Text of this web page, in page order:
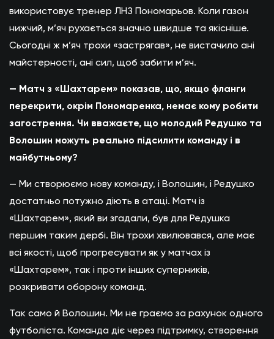
використовує тренер ЛНЗ Пономарьов. Коли газон
нижчий, м’яч рухається значно швидше та якісніше.
Сьогодні ж м’яч трохи «застрягав», не вистачило ані
майстерності, ані сил, щоб забити м’яч.
— Матч з «Шахтарем» показав, що, якщо фланги
перекрити, окрім Пономаренка, немає кому робити
загострення. Чи вважаєте, що молодий Редушко та
Волошин можуть реально підсилити команду і в
майбутньому?
— Ми створюємо нову команду, і Волошин, і Редушко
достатньо потужно діють в атаці. Матч із
«Шахтарем», який ви згадали, був для Редушка
першим таким дербі. Він трохи хвилювався, але має
всі якості, щоб прогресувати як у матчах із
«Шахтарем», так і проти інших суперників,
розкривати оборону команд.
Так само й Волошин. Ми не граємо за рахунок одного
футболіста. Команда діє через підтримку, створення